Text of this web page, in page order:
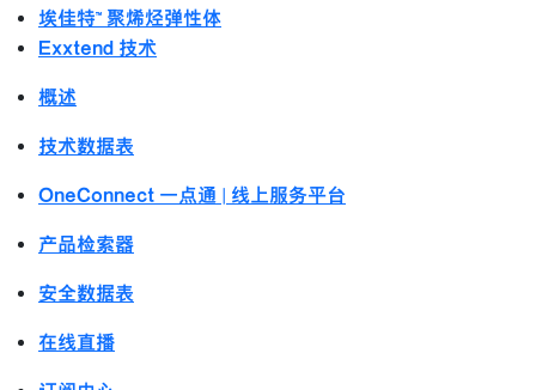
埃佳特™ 聚烯烃弹性体
Exxtend 技术
概述
技术数据表
OneConnect 一点通 | 线上服务平台
产品检索器
安全数据表
在线直播